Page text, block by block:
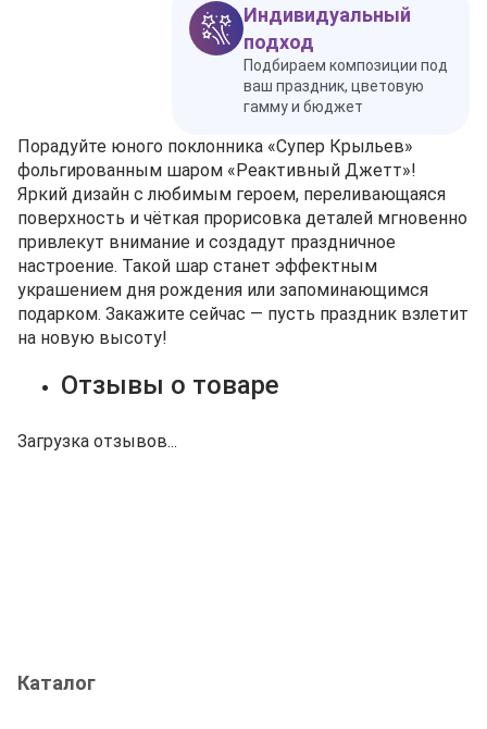
Индивидуальный
подход
Подбираем композиции под
ваш праздник, цветовую
гамму и бюджет
Порадуйте юного поклонника «Супер Крыльев»
фольгированным шаром «Реактивный Джетт»!
Яркий дизайн с любимым героем, переливающаяся
поверхность и чёткая прорисовка деталей мгновенно
привлекут внимание и создадут праздничное
настроение. Такой шар станет эффектным
украшением дня рождения или запоминающимся
подарком. Закажите сейчас — пусть праздник взлетит
на новую высоту!
Отзывы о товаре
Загрузка отзывов...
Каталог